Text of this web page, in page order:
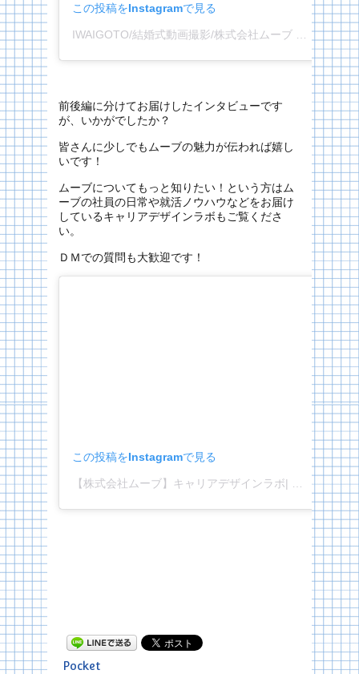
この投稿をInstagramで見る
IWAIGOTO/結婚式動画撮影/株式会社ムーブ 愛知 名古屋(@iwaigoto_movie)がシェアした投稿
前後編に分けてお届けしたインタビューです
が、いかがでしたか？
皆さんに少しでもムーブの魅力が伝われば嬉し
いです！
ムーブについてもっと知りたい！という方はム
ーブの社員の日常や就活ノウハウなどをお届け
しているキャリアデザインラボもご覧くださ
い。
ＤＭでの質問も大歓迎です！
この投稿をInstagramで見る
Pocket